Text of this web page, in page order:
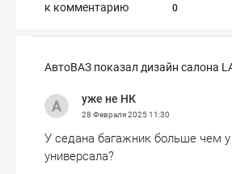
к комментарию 0
АвтоВАЗ показал дизайн салона
уже не НК
28 Февраля 202511:30
У седана багажник больше чем у
универсала?